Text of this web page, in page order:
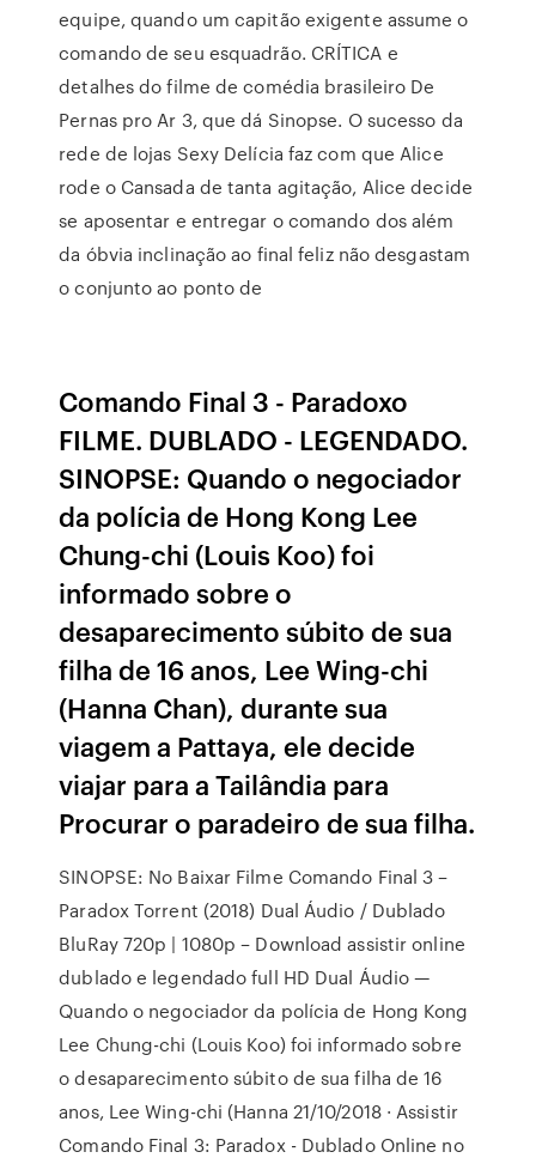
equipe, quando um capitão exigente assume o
comando de seu esquadrão. CRÍTICA e
detalhes do filme de comédia brasileiro De
Pernas pro Ar 3, que dá Sinopse. O sucesso da
rede de lojas Sexy Delícia faz com que Alice
rode o Cansada de tanta agitação, Alice decide
se aposentar e entregar o comando dos além
da óbvia inclinação ao final feliz não desgastam
o conjunto ao ponto de
Comando Final 3 - Paradoxo
FILME. DUBLADO - LEGENDADO.
SINOPSE: Quando o negociador
da polícia de Hong Kong Lee
Chung-chi (Louis Koo) foi
informado sobre o
desaparecimento súbito de sua
filha de 16 anos, Lee Wing-chi
(Hanna Chan), durante sua
viagem a Pattaya, ele decide
viajar para a Tailândia para
Procurar o paradeiro de sua filha.
SINOPSE: No Baixar Filme Comando Final 3 –
Paradox Torrent (2018) Dual Áudio / Dublado
BluRay 720p | 1080p – Download assistir online
dublado e legendado full HD Dual Áudio —
Quando o negociador da polícia de Hong Kong
Lee Chung-chi (Louis Koo) foi informado sobre
o desaparecimento súbito de sua filha de 16
anos, Lee Wing-chi (Hanna 21/10/2018 · Assistir
Comando Final 3: Paradox - Dublado Online no